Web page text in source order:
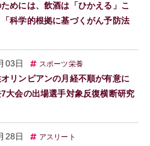
めには、飲酒は「ひかえる」こ
科学的根拠に基づくがん予防法
03日 スポーツ栄養
オリンピアンの月経不順が有意に
会の出場選手対象反復横断研究
28日 アスリート